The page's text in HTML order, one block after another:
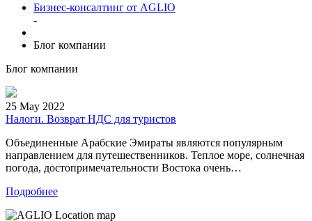
Бизнес-консалтинг от AGLIO
-
Блог компании
Блог компании
25 May 2022
Налоги. Возврат НДС для туристов
Объединенные Арабские Эмираты являются популярным
направлением для путешественников. Теплое море, солнечная
погода, достопримечательности Востока очень…
Подробнее